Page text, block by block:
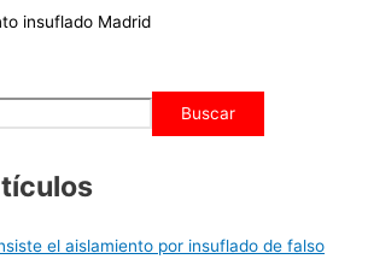
Buscar
el aislamiento por insuflado de falso